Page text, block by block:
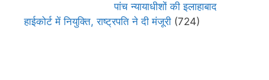
पांच न्यायाधीशों की इलाहाबाद
हाईकोर्ट में नियुक्ति, राष्ट्रपति ने दी मंजूरी (724)